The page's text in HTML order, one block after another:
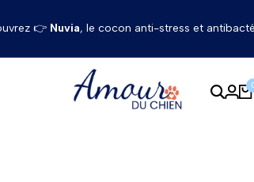
👉 Nuvia, le cocon anti-stress et